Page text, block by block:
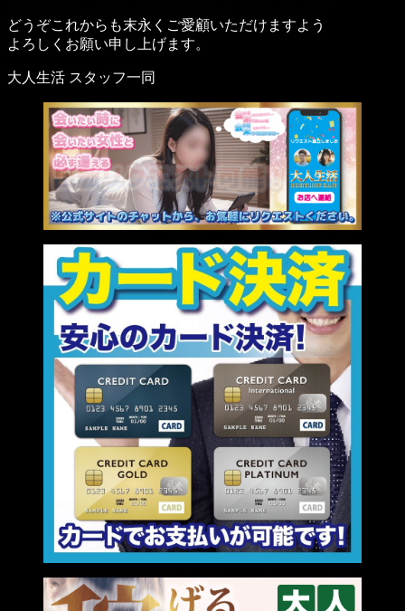
どうぞこれからも末永くご愛顧いただけますよう
よろしくお願い申し上げます。
大人生活 スタッフ一同